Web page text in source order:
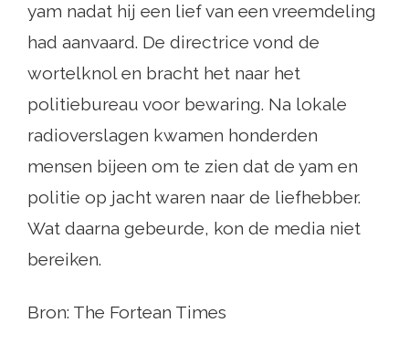
yam nadat hij een lief van een vreemdeling
had aanvaard. De directrice vond de
wortelknol en bracht het naar het
politiebureau voor bewaring. Na lokale
radioverslagen kwamen honderden
mensen bijeen om te zien dat de yam en
politie op jacht waren naar de liefhebber.
Wat daarna gebeurde, kon de media niet
bereiken.
Bron: The Fortean Times